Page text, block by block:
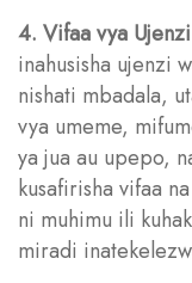
4. Vifaa vya
inahusisha ujenzi
nishati mbadala,
vya umeme,
ya jua au upepo,
kusafirisha vifaa
ni muhimu ili
miradi